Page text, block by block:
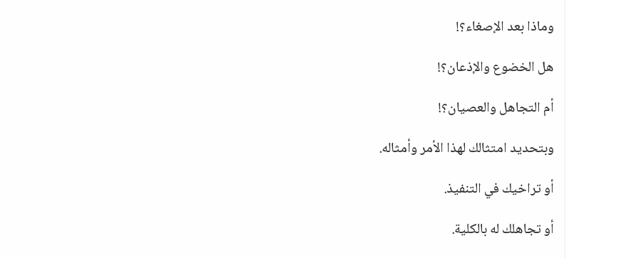
وماذا بعد الإصغاء؟!
هل الخضوع والإذعان؟!
أم التجاهل والعصيان؟!
وبتحديد امتثالك لهذا الأمر وأمثاله.
أو تراخيك في التنفيذ.
أو تجاهلك له بالكلية.